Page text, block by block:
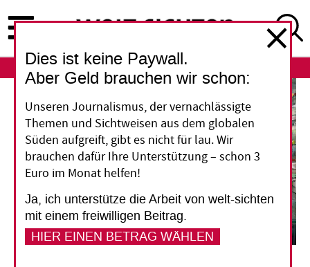
zum
Inhalt
ABO
Dies ist keine Paywall.
Aber Geld brauchen wir schon:
Unseren Journalismus, der vernachlässigte
Themen und Sichtweisen aus dem globalen
Süden aufgreift, gibt es nicht für lau. Wir
brauchen dafür Ihre Unterstützung – schon 3
Euro im Monat helfen!
Ja, ich unterstütze die Arbeit von welt-sichten
mit einem freiwilligen Beitrag.
HIER EINEN BETRAG WÄHLEN